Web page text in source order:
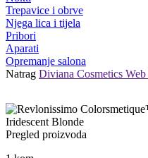
Trepavice i obrve
Njega lica i tijela
Pribori
Aparati
Opremanje salona
Natrag Diviana Cosmetics Web
Pregled proizvoda